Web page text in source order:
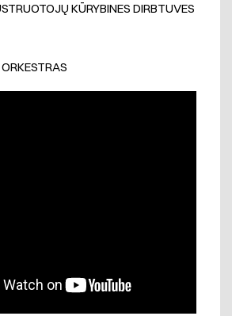
KŪRYBINES DIRBTUVES